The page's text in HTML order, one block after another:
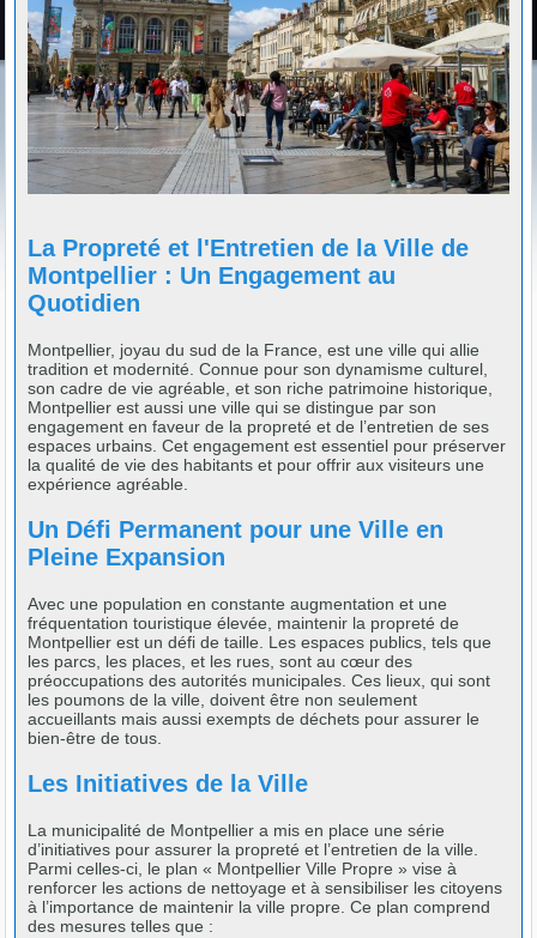
La Propreté et l'Entretien de la Ville de
Montpellier : Un Engagement au
Quotidien
Montpellier, joyau du sud de la France, est une ville qui allie
tradition et modernité. Connue pour son dynamisme culturel,
son cadre de vie agréable, et son riche patrimoine historique,
Montpellier est aussi une ville qui se distingue par son
engagement en faveur de la propreté et de l’entretien de ses
espaces urbains. Cet engagement est essentiel pour préserver
la qualité de vie des habitants et pour offrir aux visiteurs une
expérience agréable.
Un Défi Permanent pour une Ville en
Pleine Expansion
Avec une population en constante augmentation et une
fréquentation touristique élevée, maintenir la propreté de
Montpellier est un défi de taille. Les espaces publics, tels que
les parcs, les places, et les rues, sont au cœur des
préoccupations des autorités municipales. Ces lieux, qui sont
les poumons de la ville, doivent être non seulement
accueillants mais aussi exempts de déchets pour assurer le
bien-être de tous.
Les Initiatives de la Ville
La municipalité de Montpellier a mis en place une série
d’initiatives pour assurer la propreté et l’entretien de la ville.
Parmi celles-ci, le plan « Montpellier Ville Propre » vise à
renforcer les actions de nettoyage et à sensibiliser les citoyens
à l’importance de maintenir la ville propre. Ce plan comprend
des mesures telles que :